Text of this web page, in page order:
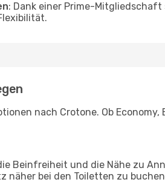
: Dank einer Prime-
nach Crotone. Ob Economy,
Beinfreiheit und die Nähe zu
näher bei den Toiletten zu